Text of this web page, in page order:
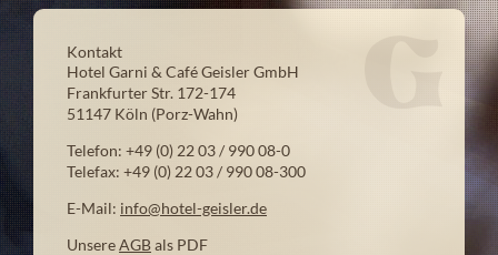
Kontakt
Hotel Garni & Café Geisler GmbH
Frankfurter Str. 172-174
51147 Köln (Porz-Wahn)
Telefon: +49 (0) 22 03 / 990 08-0
Telefax: +49 (0) 22 03 / 990 08-300
E-Mail: info@hotel-geisler.de
UnsereAGBals PDF